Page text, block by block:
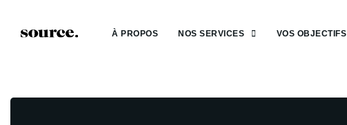
À PROPOS NOS SERVICES VOS OBJECTIFS